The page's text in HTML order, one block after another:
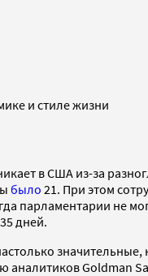
и стиле жизни
в США из-за
было 21. При этом
парламентарии не
дней.
Goldman